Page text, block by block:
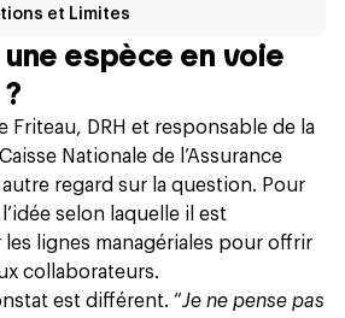
et Limites
espèce en voie
Friteau, DRH et responsable de la
Nationale de l’Assurance
regard sur la question. Pour
selon laquelle il est
les lignes managériales pour offrir
collaborateurs.
est différent. “Je ne pense pas